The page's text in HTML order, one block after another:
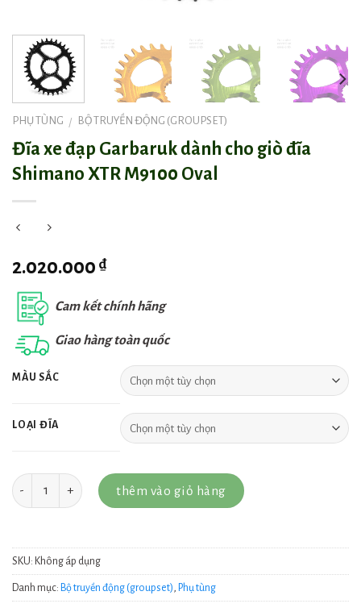
PHỤ TÙNG / BỘ TRUYỀN ĐỘNG (GROUPSET)
Đĩa xe đạp Garbaruk dành cho giò đĩa
Shimano XTR M9100 Oval
2.020.000 ₫
Cam kết chính hãng
Giao hàng toàn quốc
MÀU SẮC
LOẠI ĐĨA
Số lượng
thêm vào giỏ hàng
SKU: Không áp dụng
Danh mục: Bộ truyền động (groupset), Phụ tùng